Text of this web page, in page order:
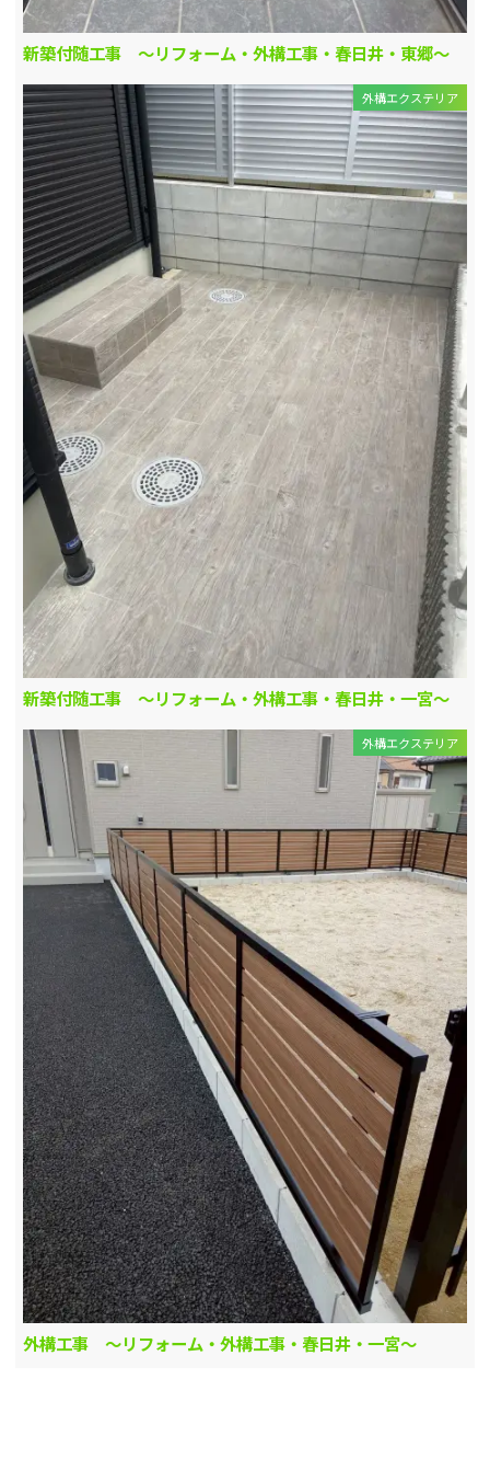
新築付随工事 ～リフォーム・外構工事・春日井・東郷～
外構エクステリア
新築付随工事 ～リフォーム・外構工事・春日井・一宮～
外構エクステリア
外構工事 ～リフォーム・外構工事・春日井・一宮～